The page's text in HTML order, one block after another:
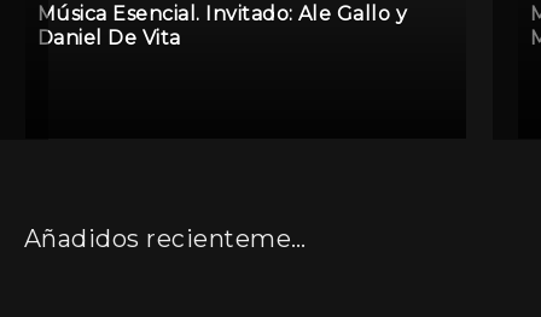
Música Esencial. Invitado: Ale Gallo y
Daniel De Vita
Añadidos recientemente